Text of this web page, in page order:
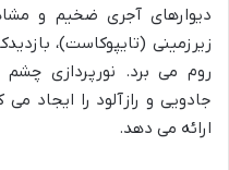
دیوارهای آجری ضخیم و
زیرزمینی (تایپوکاست)،
روم می برد. نورپردازی
جادویی و رازآلود را ایجاد
ارائه می دهد.